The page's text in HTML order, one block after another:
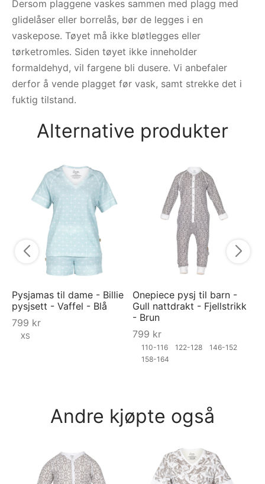
Dersom plaggene vaskes sammen med plagg med
glidelåser eller borrelås, bør de legges i en
vaskepose. Tøyet må ikke bløtlegges eller
tørketromles. Siden tøyet ikke inneholder
formaldehyd, vil fargene bli dusere. Vi anbefaler
derfor å vende plagget før vask, samt strekke det i
fuktig tilstand.
Alternative produkter
Pysjamas til dame - Billie
pysjsett - Vaffel - Blå
799 kr
XS
Onepiece pysj til barn -
Gull nattdrakt - Fjellstrikk
- Brun
799 kr
110-116 122-128
146-152
158-164
Andre kjøpte også